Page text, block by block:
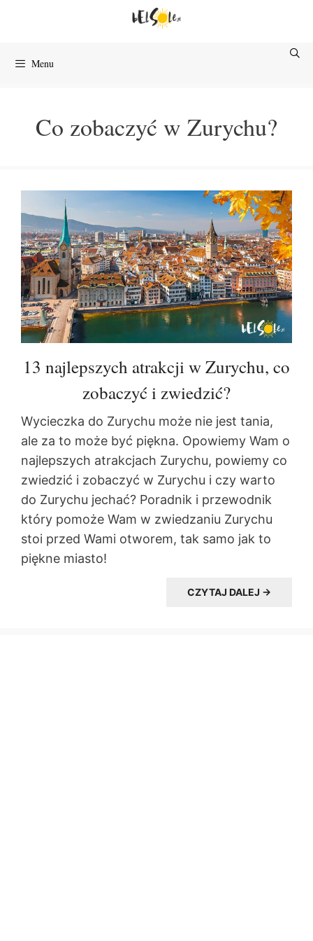
Menu
Co zobaczyć w Zurychu?
13 najlepszych atrakcji w Zurychu, co
zobaczyć i zwiedzić?
Wycieczka do Zurychu może nie jest tania,
ale za to może być piękna. Opowiemy Wam o
najlepszych atrakcjach Zurychu, powiemy co
zwiedzić i zobaczyć w Zurychu i czy warto
do Zurychu jechać? Poradnik i przewodnik
który pomoże Wam w zwiedzaniu Zurychu
stoi przed Wami otworem, tak samo jak to
piękne miasto!
CZYTAJ DALEJ →